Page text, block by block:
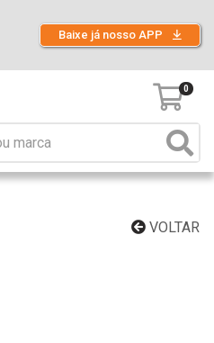
Baixe já nosso APP
0
VOLTAR